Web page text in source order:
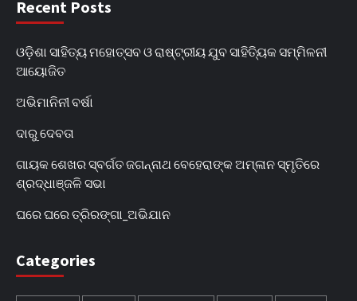
Recent Posts
ଓଡ଼ିଶା ସାହିତ୍ୟ ମହୋତ୍ସବ ଓ ରାଷ୍ଟ୍ରୀୟ ଯୁବ ସାହିତ୍ୟିକ ସମ୍ମିଳନୀ
ଆୟୋଜିତ
ଅଭିମାନିନୀ ବର୍ଷା
ଦାରୁ ଦେବତା
ଗାୟକ ଶେଖର ସ୍ବର୍ଗତ ଜଗନ୍ନାଥ ବେହେରାଙ୍କ ଅମ୍ଳାନ ସ୍ମୃତିରେ
ଶ୍ରଦ୍ଧାଞ୍ଜଳି ସଭା
ଘରେ ଘରେ ତ୍ରିରଙ୍ଗା_ଅଭିଯାନ
Categories